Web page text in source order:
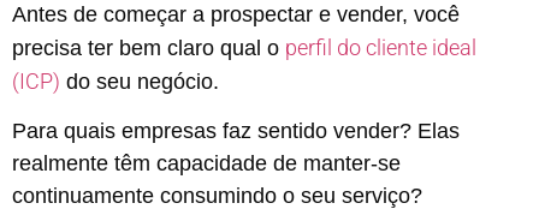
Antes de começar a prospectar e vender, você
precisa ter bem claro qual o perfil do cliente ideal
(ICP) do seu negócio.
Para quais empresas faz sentido vender? Elas
realmente têm capacidade de manter-se
continuamente consumindo o seu serviço?